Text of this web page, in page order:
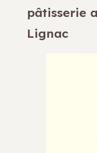
pâtisserie
Lignac